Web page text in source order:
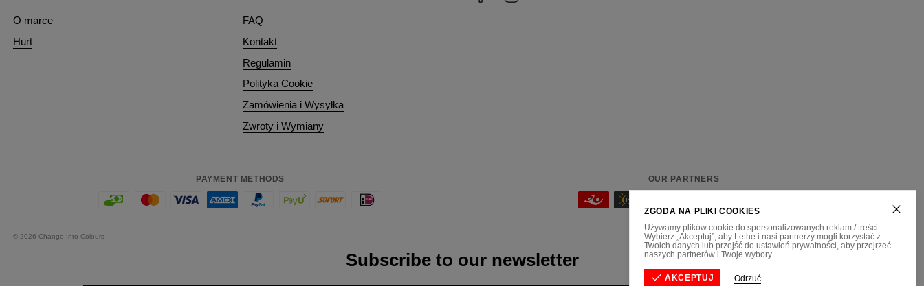
O marce
Hurt
FAQ
Kontakt
Regulamin
Polityka Cookie
Zamówienia i Wysyłka
Zwroty i Wymiany
PAYMENT METHODS OUR PARTNERS
REGULAMIN SKLEPU POLITYKA PRYWATNOŚCI
© 2026 Change Into Colours
ZGODA NA PLIKI COOKIES
Używamy plików cookie do spersonalizowanych reklam / treści.
Wybierz „Akceptuj”, aby Lethe i nasi partnerzy mogli korzystać z
Twoich danych lub przejść do ustawień prywatności, aby przejrzeć
naszych partnerów i Twoje wybory.
AKCEPTUJ Odrzuć
Subscribe to our newsletter